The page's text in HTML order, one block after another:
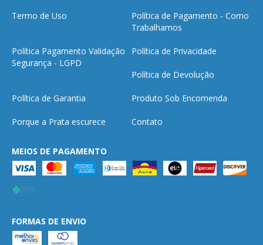
Termo de Uso
Política de Pagamento - Como
Trabalhamos
Política Pagamento Validação
Segurança - LGPD
Política de Privacidade
Política de Devolução
Política de Garantia Produto Sob Encomenda
Porque a Prata escurece Contato
MEIOS DE PAGAMENTO
FORMAS DE ENVIO